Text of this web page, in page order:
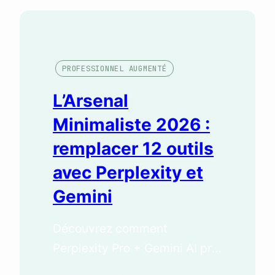
PROFESSIONNEL AUGMENTÉ
L’Arsenal
Minimaliste 2026 :
remplacer 12 outils
avec Perplexity et
Gemini